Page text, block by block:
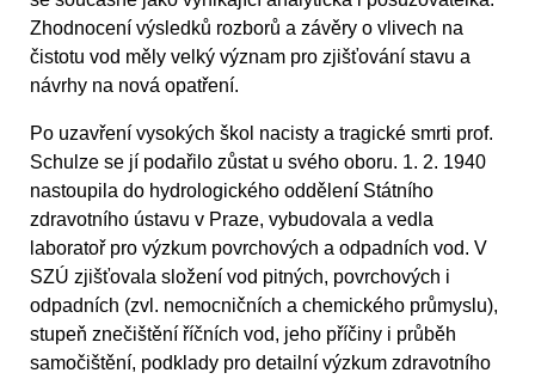
Zhodnocení výsledků rozborů a závěry o vlivech na
čistotu vod měly velký význam pro zjišťování stavu a
návrhy na nová opatření.
Po uzavření vysokých škol nacisty a tragické smrti prof.
Schulze se jí podařilo zůstat u svého oboru. 1. 2. 1940
nastoupila do hydrologického oddělení Státního
zdravotního ústavu v Praze, vybudovala a vedla
laboratoř pro výzkum povrchových a odpadních vod. V
SZÚ zjišťovala složení vod pitných, povrchových i
odpadních (zvl. nemocničních a chemického průmyslu),
stupeň znečištění říčních vod, jeho příčiny i průběh
samočištění, podklady pro detailní výzkum zdravotního